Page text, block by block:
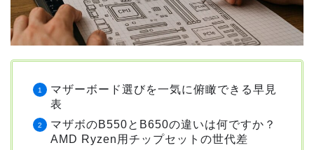
マザーボード選びを一気に俯瞰できる早見
表
マザボのB550とB650の違いは何ですか？
AMD Ryzen用チップセットの世代差